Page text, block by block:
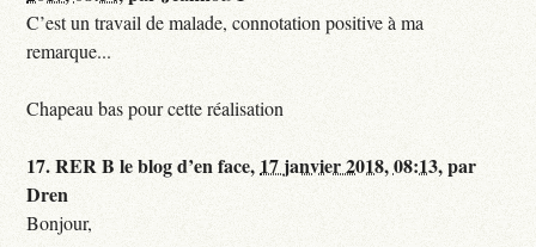
C’est un travail de malade, connotation positive à ma
remarque...
Chapeau bas pour cette réalisation
17.RER B le blog d’en face, 17 janvier 2018, 08:13,par
Dren
Bonjour,